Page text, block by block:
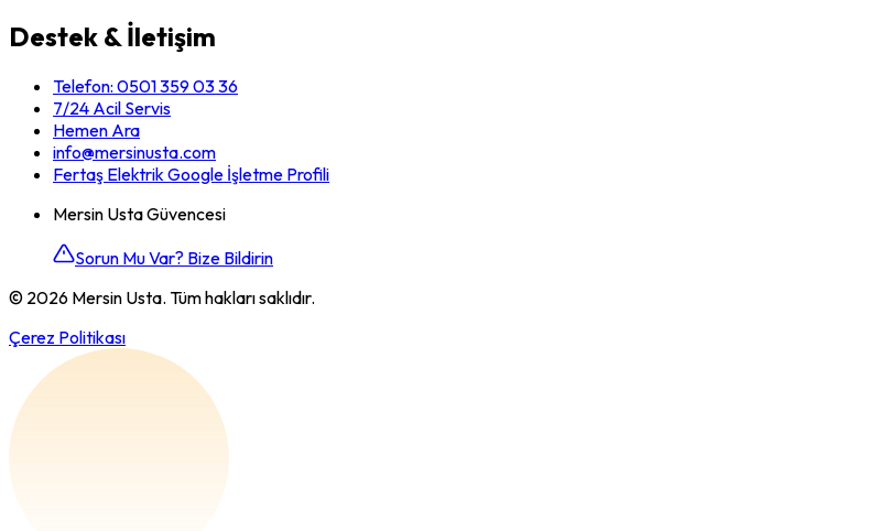
Destek & İletişim
Telefon: 0501 359 03 36
7/24 Acil Servis
Hemen Ara
info@mersinusta.com
Fertaş Elektrik Google İşletme Profili
Mersin Usta Güvencesi
Sorun Mu Var? Bize Bildirin
© 2026 Mersin Usta. Tüm hakları saklıdır.
Çerez Politikası